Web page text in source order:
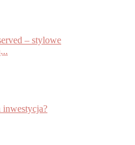
– stylowe
inwestycja?